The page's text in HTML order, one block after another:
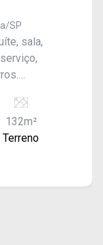
SP
sala,
132m²
Terreno